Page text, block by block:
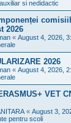
si nedidactic
2026
« August 4, 2026,
2026
« August 4, 2026,
VET
« August 3,
pentru scoli